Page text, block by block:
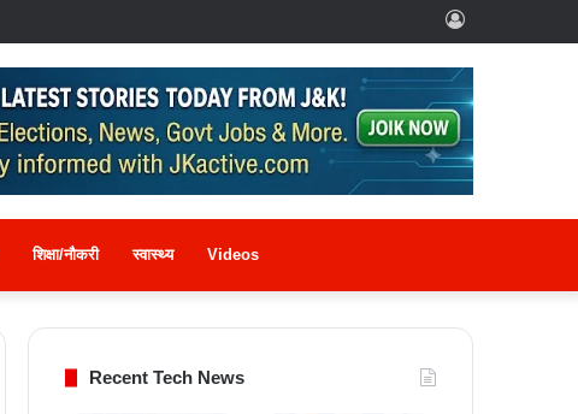
In
शिक्षा/नौकरी स्वास्थ्य Videos
Recent Tech News